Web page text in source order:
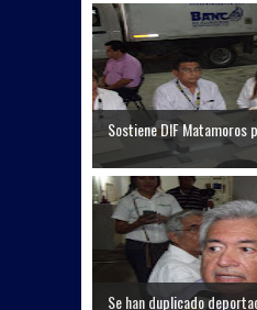
Sostiene DIF Matamoros
Se han duplicado